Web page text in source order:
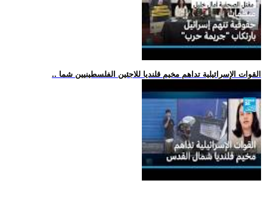
.. القوات الإسرائيلية تداهم مخيم قلنديا للاجئين الفلسطينيين شما